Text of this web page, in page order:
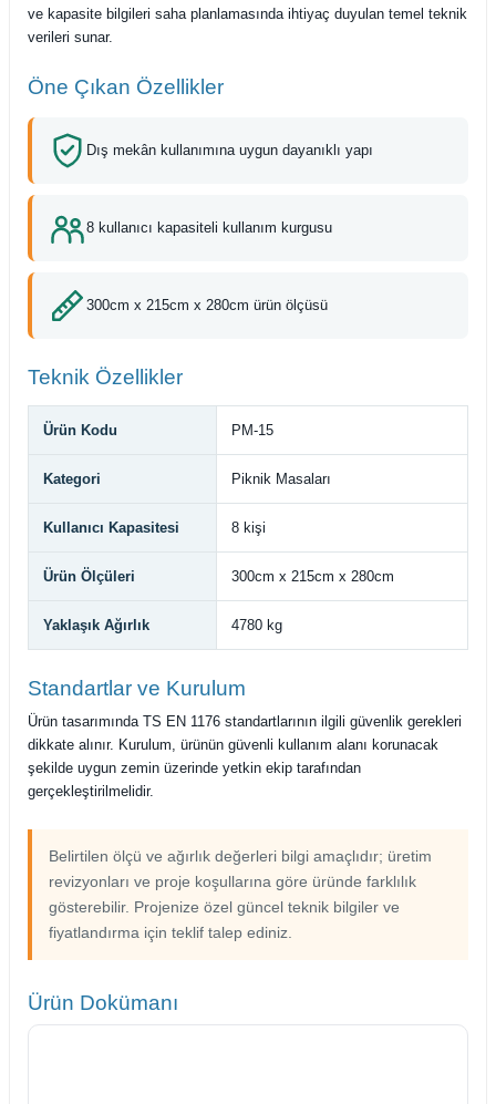
ve kapasite bilgileri saha planlamasında ihtiyaç duyulan temel teknik
verileri sunar.
Öne Çıkan Özellikler
Dış mekân kullanımına uygun dayanıklı yapı
8 kullanıcı kapasiteli kullanım kurgusu
300cm x 215cm x 280cm ürün ölçüsü
Teknik Özellikler
Ürün Kodu PM-15
Kategori Piknik Masaları
Kullanıcı Kapasitesi 8 kişi
Ürün Ölçüleri 300cm x 215cm x 280cm
Yaklaşık Ağırlık 4780 kg
Standartlar ve Kurulum
Ürün tasarımında TS EN 1176 standartlarının ilgili güvenlik gerekleri
dikkate alınır. Kurulum, ürünün güvenli kullanım alanı korunacak
şekilde uygun zemin üzerinde yetkin ekip tarafından
gerçekleştirilmelidir.
Belirtilen ölçü ve ağırlık değerleri bilgi amaçlıdır; üretim
revizyonları ve proje koşullarına göre üründe farklılık
gösterebilir. Projenize özel güncel teknik bilgiler ve
fiyatlandırma için teklif talep ediniz.
Ürün Dokümanı